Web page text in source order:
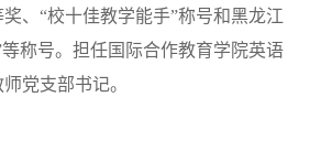
、 “校十佳教学能手”称号和黑龙江
等称号。担任国际合作教育学院英语
党支部书记。